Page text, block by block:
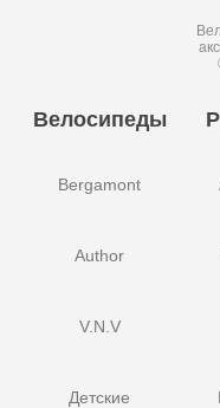
Велосипеды
Bergamont
Author
V.N.V
Детские